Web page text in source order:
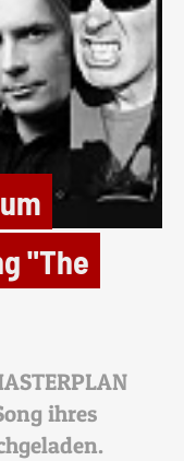
"The
ihres